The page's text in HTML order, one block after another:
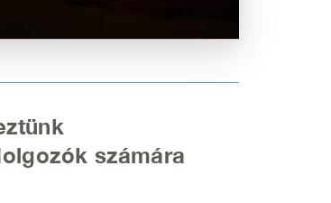
számára